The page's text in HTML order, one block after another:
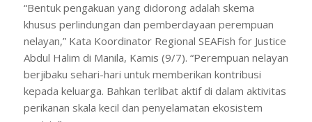
“Bentuk pengakuan yang didorong adalah skema
khusus perlindungan dan pemberdayaan perempuan
nelayan,” Kata Koordinator Regional SEAFish for Justice
Abdul Halim di Manila, Kamis (9/7). “Perempuan nelayan
berjibaku sehari-hari untuk memberikan kontribusi
kepada keluarga. Bahkan terlibat aktif di dalam aktivitas
perikanan skala kecil dan penyelamatan ekosistem